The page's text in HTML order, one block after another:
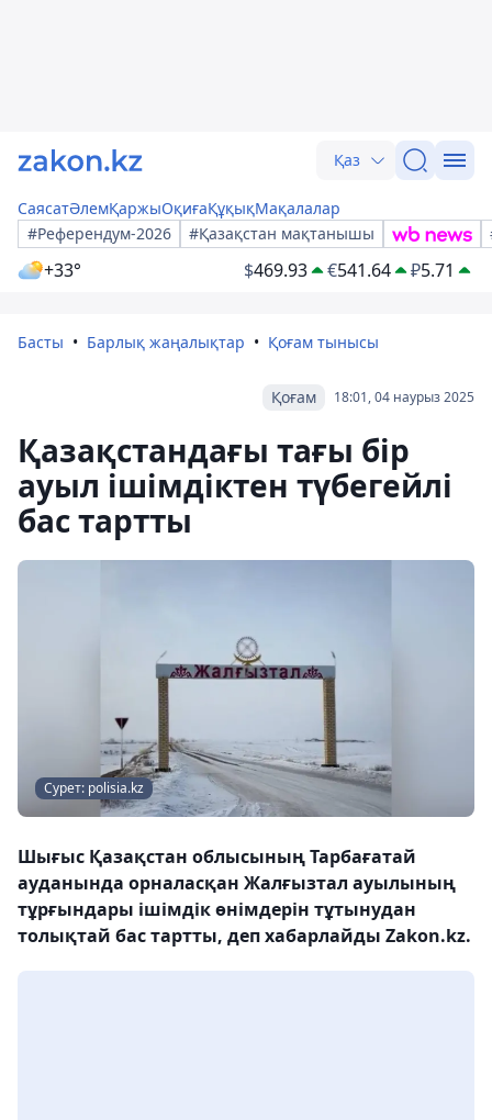
Қаз
СаясатӘлемҚаржыОқиғаҚұқықМақалалар
#Референдум-2026
#Қазақстан мақтанышы
+33° $469.93 €541.64 ₽5.71
Басты Барлық жаңалықтар Қоғам тынысы
18:01, 04 наурыз 2025
Қоғам
Қазақстандағы тағы бір
ауыл ішімдіктен түбегейлі
бас тартты
Сурет: polisia.kz
Шығыс Қазақстан облысының Тарбағатай
ауданында орналасқан Жалғызтал ауылының
тұрғындары ішімдік өнімдерін тұтынудан
толықтай бас тартты, деп хабарлайды Zakon.kz.